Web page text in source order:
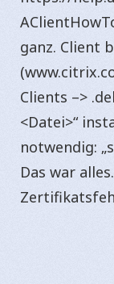
ganz. Client
Clients –>
<Datei>“
notwendig:
Das war